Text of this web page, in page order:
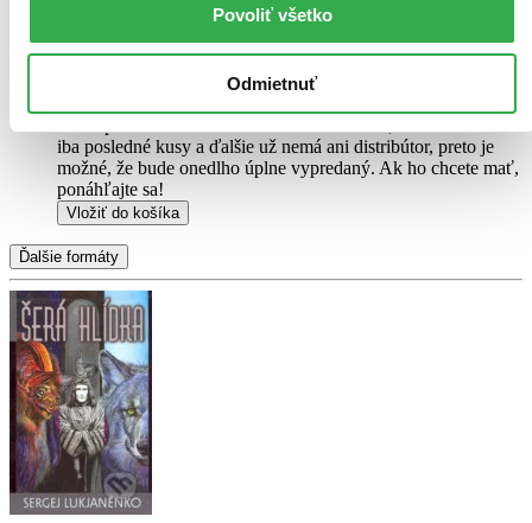
Povoliť všetko
Odmietnuť
to akokoľvek znižovalo zážitok z jej obsahu. Knihu sme
označili nálepkou, ktorá môže na niektorých obaloch
zanechať stopy.
iba posledné kusy a ďalšie už nemá ani distribútor, preto je
možné, že bude onedlho úplne vypredaný. Ak ho chcete mať,
ponáhľajte sa!
Vložiť do košíka
Ďalšie formáty